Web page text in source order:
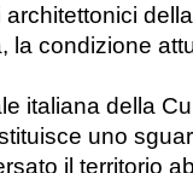
la condizione
italiana della
uno
il territorio